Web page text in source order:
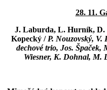
28. 11.
J. Laburda, L. Hurník, D.
Kopecký / P. Nouzovský, V.
dechové trio, Jos.
Wiesner, K. Dohnal, M.